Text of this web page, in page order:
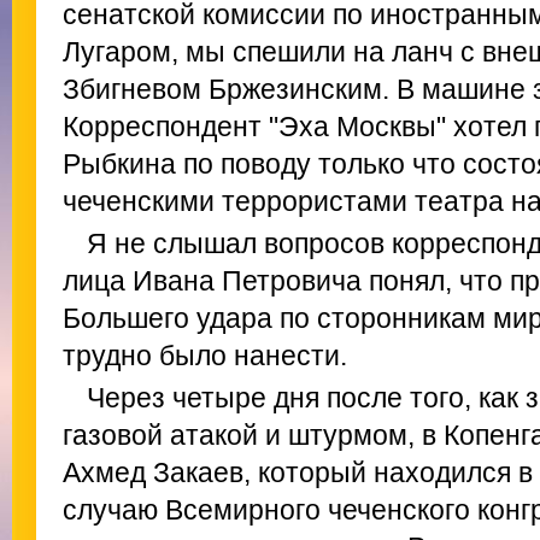
сенатской комиссии по
Лугаром, мы спешили на ланч с
Збигневом Бржезинским. В машине
Корреспондент "Эха Москвы" хотел
Рыбкина по поводу только что
чеченскими террористами театра
Я не слышал вопросов
лица Ивана Петровича понял, что
Большего удара по сторонникам
трудно было нанести.
Через четыре дня после того, как
газовой атакой и штурмом, в
Ахмед Закаев, который находился в
случаю Всемирного чеченского